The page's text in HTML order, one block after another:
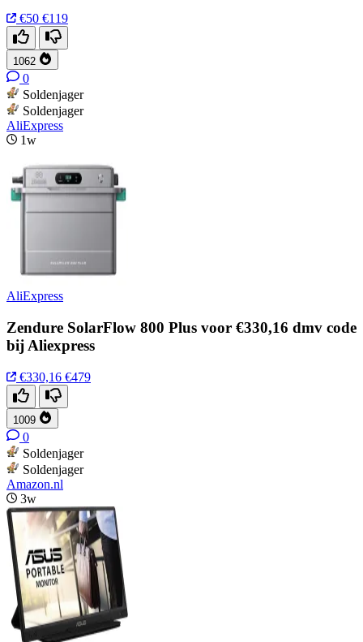
€50 €119
1062
0
Soldenjager
Soldenjager
AliExpress
1w
AliExpress
Zendure SolarFlow 800 Plus voor €330,16 dmv code
bij Aliexpress
€330,16 €479
1009
0
Soldenjager
Soldenjager
Amazon.nl
3w